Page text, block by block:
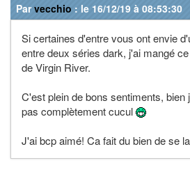
Parvecchio : le 16/12/19 à 08:53:30
Si certaines d'entre vous ont envie
entre deux séries dark, j'ai mangé
de Virgin River.
C'est plein de bons sentiments, bien
pas complètement cucul
J'ai bcp aimé! Ca fait du bien de se